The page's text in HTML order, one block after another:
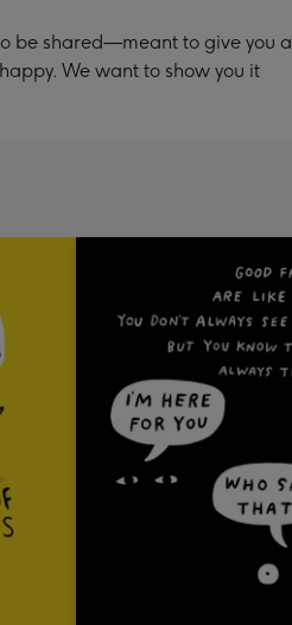
be shared—meant to give you a
We want to show you it